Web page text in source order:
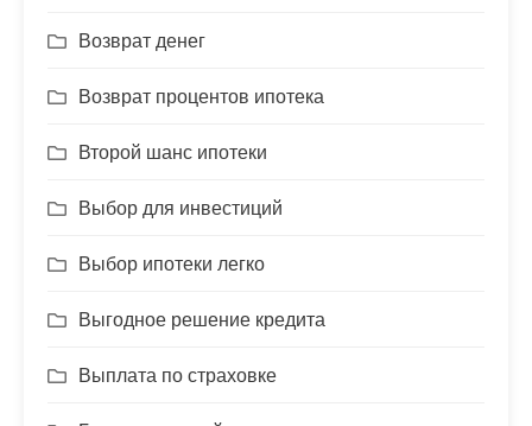
Возврат денег
Возврат процентов ипотека
Второй шанс ипотеки
Выбор для инвестиций
Выбор ипотеки легко
Выгодное решение кредита
Выплата по страховке